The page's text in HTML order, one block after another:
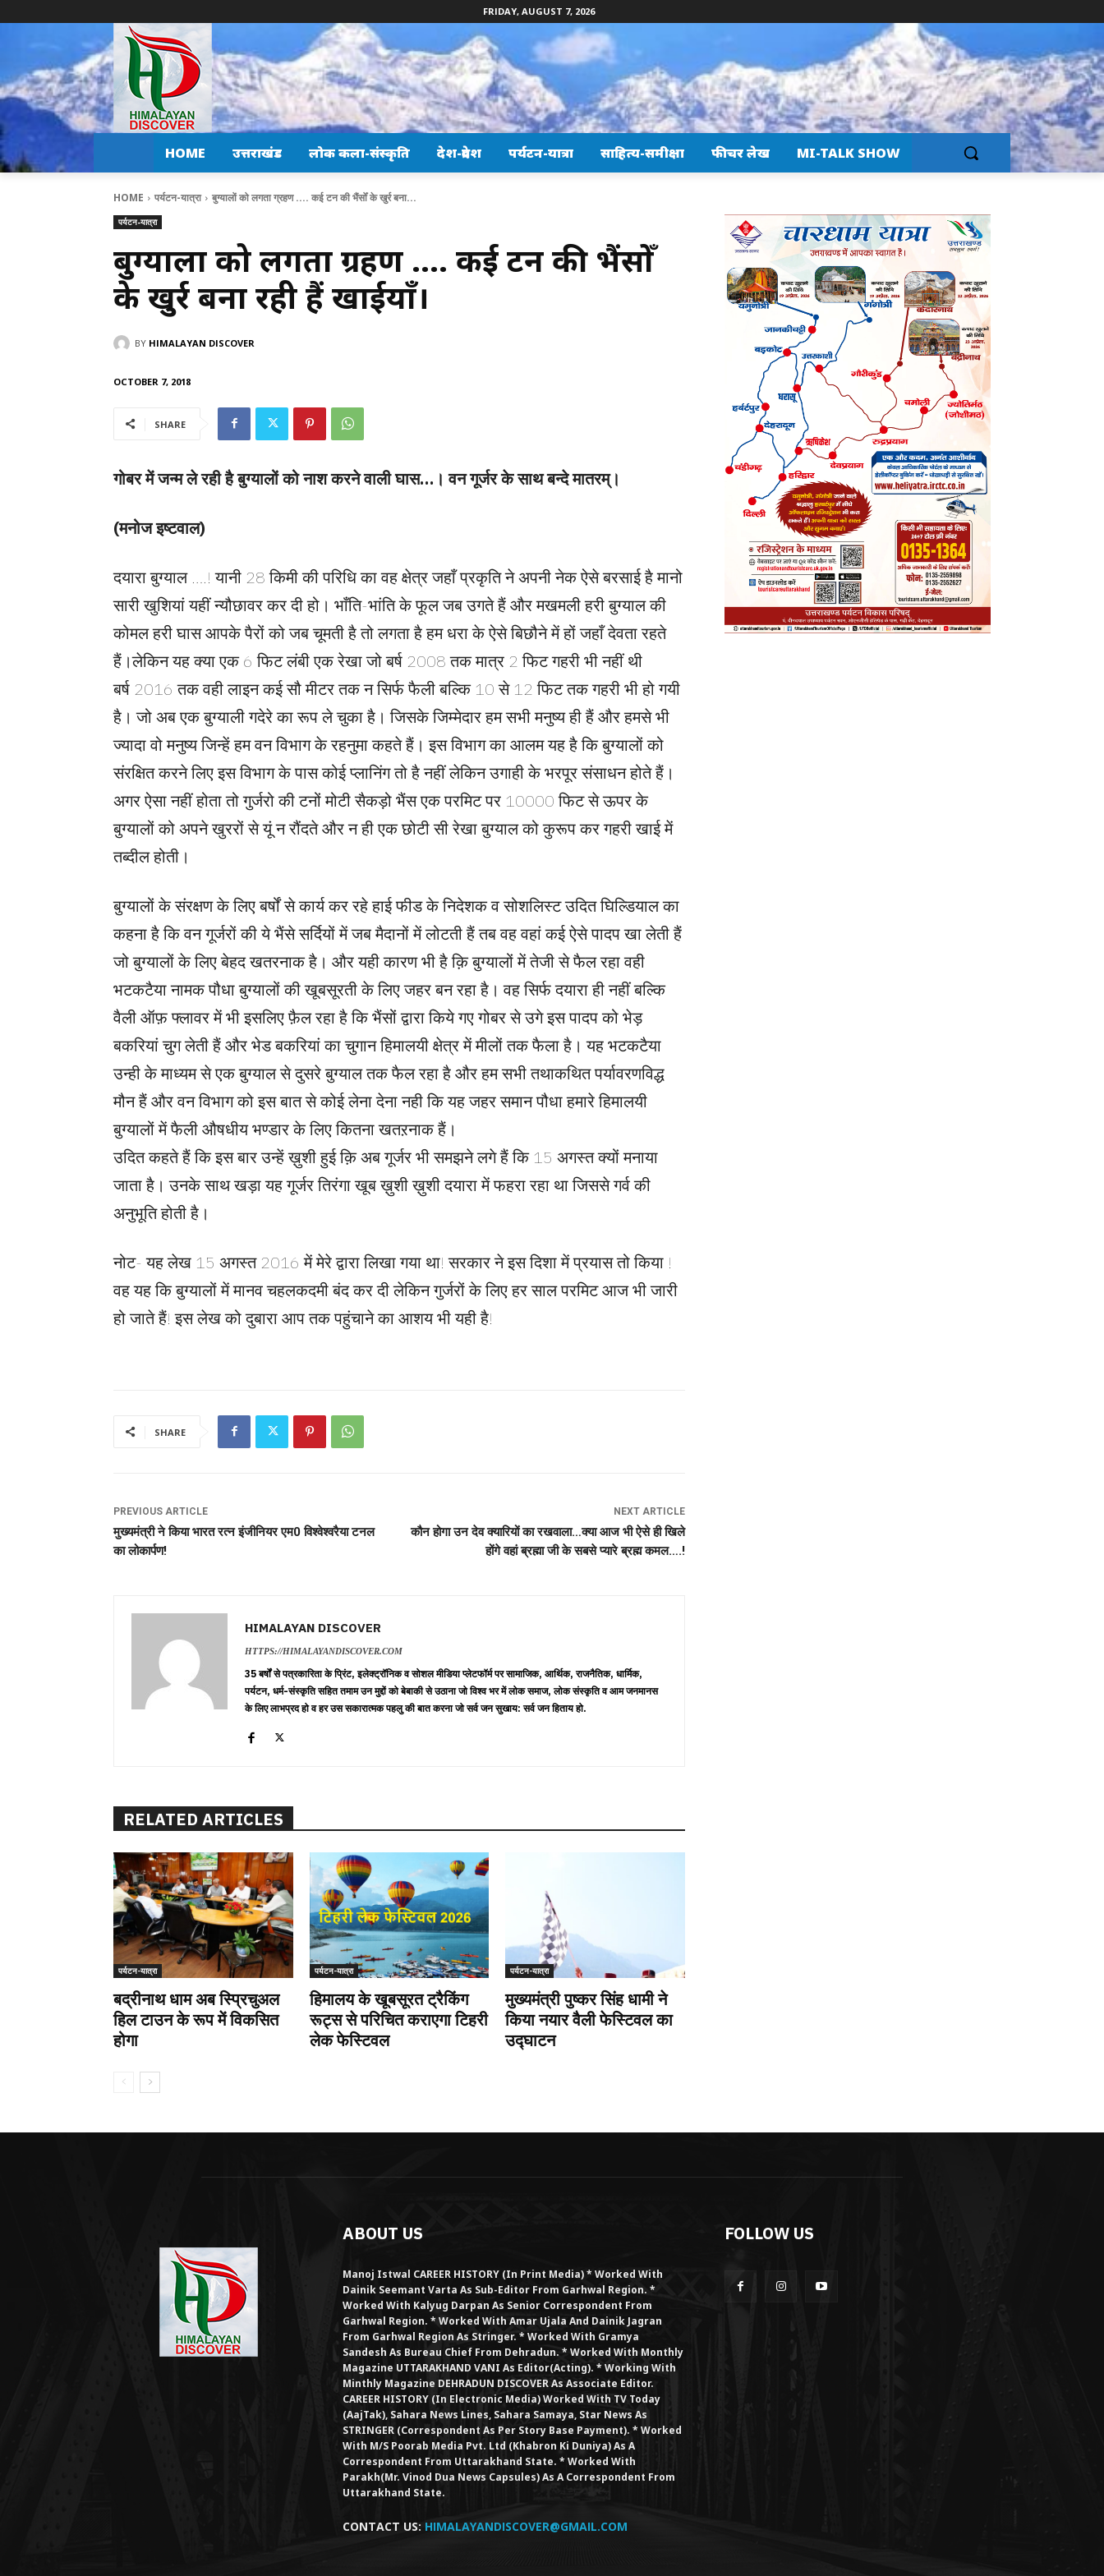
FRIDAY, AUGUST 7, 2026
HOME उत्तराखंड लोक कला-संस्कृति देश-प्रदेश पर्यटन-यात्रा साहित्य-समीक्षा फीचर लेख MI-TALK SHOW
HOME पर्यटन-यात्रा बुग्यालों को लगता ग्रहण .... कई टन की भैंसोँ के खुर्र बना...
पर्यटन-यात्रा
बुग्यालों को लगता ग्रहण …. कई टन की भैंसोँ
के खुर्र बना रही हैं खाईयाँ।
BY HIMALAYAN DISCOVER
OCTOBER 7, 2018
SHARE
गोबर में जन्म ले रही है बुग्यालों को नाश करने वाली घास…। वन गूर्जर के साथ बन्दे मातरम्।
(मनोज इष्टवाल)
दयारा बुग्याल ….! यानी 28 किमी की परिधि का वह क्षेत्र जहाँ प्रकृति ने अपनी नेक ऐसे बरसाई है मानो
सारी खुशियां यहीं न्यौछावर कर दी हो। भाँति-भांति के फूल जब उगते हैं और मखमली हरी बुग्याल की
कोमल हरी घास आपके पैरों को जब चूमती है तो लगता है हम धरा के ऐसे बिछौने में हों जहाँ देवता रहते
हैं।लेकिन यह क्या एक 6 फिट लंबीएक रेखा जो बर्ष 2008 तक मात्र 2 फिट गहरी भी नहीं थी
बर्ष 2016 तक वही लाइन कई सौ मीटर तक न सिर्फ फैली बल्कि 10 से 12 फिट तक गहरी भी हो गयी
है। जो अब एक बुग्याली गदेरे का रूप ले चुका है। जिसके जिम्मेदार हम सभी मनुष्य ही हैं और हमसे भी
ज्यादा वो मनुष्य जिन्हें हम वन विभाग के रहनुमा कहते हैं। इस विभाग का आलम यह है कि बुग्यालों को
संरक्षित करने लिए इस विभाग के पास कोई प्लानिंग तो है नहीं लेकिन उगाही के भरपूर संसाधन होते हैं।
अगर ऐसा नहीं होता तो गुर्जरो की टनों मोटी सैकड़ो भैंस एक परमिट पर 10000 फिट से ऊपर के
बुग्यालों को अपने खुररों से यूं न रौंदते और न ही एक छोटी सी रेखा बुग्याल को कुरूप कर गहरी खाई में
तब्दील होती।
बुग्यालों के संरक्षण के लिए बर्षों से कार्य कर रहे हाई फीड के निदेशक व सोशलिस्ट उदित घिल्डियाल का
कहना है कि वन गूर्जरों की ये भैंसे सर्दियों में जब मैदानों में लोटती हैं तब वह वहां कई ऐसे पादप खा लेती हैं
जो बुग्यालों के लिए बेहद खतरनाक है। और यही कारण भी है क़ि बुग्यालों में तेजी से फैल रहा वही
भटकटैया नामक पौधा बुग्यालों की खूबसूरती के लिए जहर बन रहा है। वह सिर्फ दयारा ही नहीं बल्कि
वैली ऑफ़ फ्लावर में भी इसलिए फ़ैल रहा है कि भैंसों द्वारा किये गए गोबर से उगे इस पादप को भेड़
बकरियां चुग लेती हैं और भेड बकरियां का चुगान हिमालयी क्षेत्र में मीलों तक फैला है। यह भटकटैया
उन्ही के माध्यम से एक बुग्याल से दुसरे बुग्याल तक फैल रहा है और हम सभी तथाकथित पर्यावरणविद्ध
मौन हैं और वन विभाग को इस बात से कोई लेना देना नही कि यह जहर समान पौधा हमारे हिमालयी
बुग्यालों में फैली औषधीय भण्डार के लिए कितना खतऱनाक हैं।
उदित कहते हैं कि इस बार उन्हें ख़ुशी हुई क़ि अब गूर्जर भी समझने लगे हैं कि 15 अगस्त क्यों मनाया
जाता है। उनके साथ खड़ा यह गूर्जर तिरंगा खूब ख़ुशी ख़ुशी दयारा में फहरा रहा था जिससे गर्व की
अनुभूति होती है।
नोट- यह लेख 15 अगस्त 2016 में मेरे द्वारा लिखा गया था! सरकार ने इस दिशा में प्रयास तो किया !
वह यह कि बुग्यालों में मानव चहलकदमी बंद कर दी लेकिन गुर्जरों के लिए हर साल परमिट आज भी जारी
हो जाते हैं! इस लेख को दुबारा आप तक पहुंचाने का आशय भी यही है!
SHARE
PREVIOUS ARTICLE
मुख्यमंत्री ने किया भारत रत्न इंजीनियर एम0 विश्वेश्वरैया टनल
का लोकार्पण!
NEXT ARTICLE
कौन होगा उन देव क्यारियों का रखवाला…क्या आज भी ऐसे ही खिले
होंगे वहां ब्रह्मा जी के सबसे प्यारे ब्रह्म कमल….!
HIMALAYAN DISCOVER
HTTPS://HIMALAYANDISCOVER.COM
35 बर्षों से पत्रकारिता के प्रिंट, इलेक्ट्रॉनिक व सोशल मीडिया प्लेटफॉर्म पर सामाजिक, आर्थिक, राजनैतिक, धार्मिक,
पर्यटन, धर्म-संस्कृति सहित तमाम उन मुद्दों को बेबाकी से उठाना जो विश्व भर में लोक समाज, लोक संस्कृति व आम जनमानस
के लिए लाभप्रद हो व हर उस सकारात्मक पहलु की बात करना जो सर्व जन सुखाय: सर्व जन हिताय हो.
RELATED ARTICLES
पर्यटन-यात्रा
बद्रीनाथ धाम अब स्प्रिचुअल
हिल टाउन के रूप में विकसित
होगा
पर्यटन-यात्रा
हिमालय के खूबसूरत ट्रैकिंग
रूट्स से परिचित कराएगा टिहरी
लेक फेस्टिवल
पर्यटन-यात्रा
मुख्यमंत्री पुष्कर सिंह धामी ने
किया नयार वैली फेस्टिवल का
उद्घाटन
ABOUT US
Manoj Istwal CAREER HISTORY (in Print Media) * Worked With
Dainik Seemant Varta As Sub-Editor From Garhwal Region. *
Worked With Kalyug Darpan As Senior Correspondent From
Garhwal Region. * Worked With Amar Ujala And Dainik Jagran
From Garhwal Region As Stringer. * Worked With Gramya
Sandesh As Bureau Chief From Dehradun. * Worked With Monthly
Magazine UTTARAKHAND VANI As Editor(Acting). * Working With
Minthly Magazine DEHRADUN DISCOVER As Associate Editor.
CAREER HISTORY (in Electronic Media) Worked With TV Today
(AajTak), Sahara News Lines, Sahara Samaya, Star News As
STRINGER (Correspondent As Per Story Base Payment). * Worked
With M/S Poorab Media Pvt. Ltd (Khabron Ki Duniya) As A
Correspondent From Uttarakhand State. * Worked With
Parakh(Mr. Vinod Dua News Capsules) As A Correspondent From
Uttarakhand State.
CONTACT US: HIMALAYANDISCOVER@GMAIL.COM
FOLLOW US